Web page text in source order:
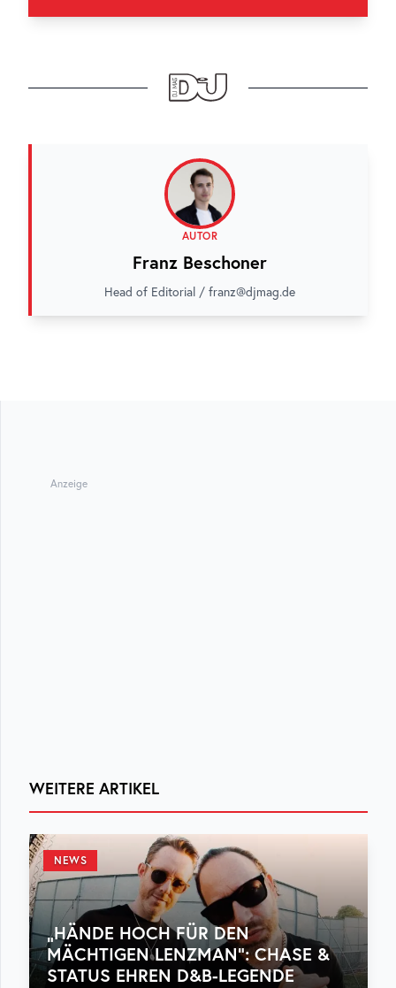
AUTOR
Franz Beschoner
Head of Editorial / franz@djmag.de
Anzeige
WEITERE ARTIKEL
NEWS
„HÄNDE HOCH FÜR DEN
MÄCHTIGEN LENZMAN“: CHASE &
STATUS EHREN D&B-LEGENDE